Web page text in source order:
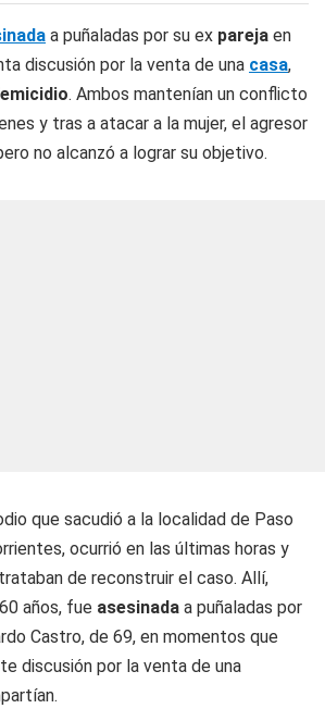
a puñaladas por su ex pareja en
discusión por la venta de una casa,
. Ambos mantenían un conflicto
y tras a atacar a la mujer, el agresor
no alcanzó a lograr su objetivo.
que sacudió a la localidad de Paso
ocurrió en las últimas horas y
de reconstruir el caso. Allí,
años, fue asesinada a puñaladas por
Castro, de 69, en momentos que
discusión por la venta de una